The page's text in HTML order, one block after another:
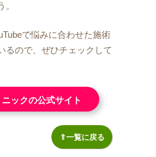
で悩みに合わせた施術
るので、ぜひチェックして
ックの公式サイト
⇑一覧に戻る